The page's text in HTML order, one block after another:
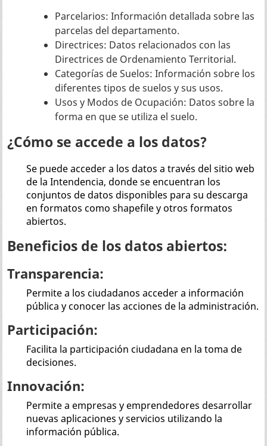
Parcelarios: Información detallada sobre las
parcelas del departamento.
Directrices: Datos relacionados con las
Directrices de Ordenamiento Territorial.
Categorías de Suelos: Información sobre los
diferentes tipos de suelos y sus usos.
Usos y Modos de Ocupación: Datos sobre la
forma en que se utiliza el suelo.
¿Cómo se accede a los datos?
Se puede acceder a los datos a través del sitio web
de la Intendencia, donde se encuentran los
conjuntos de datos disponibles para su descarga
en formatos como shapefile y otros formatos
abiertos.
Beneficios de los datos abiertos:
Transparencia:
Permite a los ciudadanos acceder a información
pública y conocer las acciones de la administración.
Participación:
Facilita la participación ciudadana en la toma de
decisiones.
Innovación:
Permite a empresas y emprendedores desarrollar
nuevas aplicaciones y servicios utilizando la
información pública.